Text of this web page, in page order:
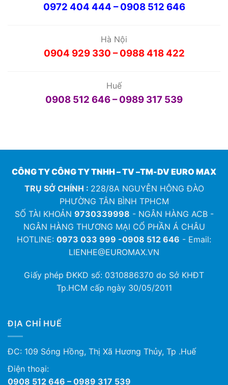
0972 404 444 – 0908 512 646
Hà Nội
0904 929 330 – 0988 418 422
Huế
0908 512 646 – 0989 317 539
CÔNG TY CÔNG TY TNHH – TV –TM-DV EURO MAX
TRỤ SỞ CHÍNH : 228/8A NGUYỄN HÔNG ĐÀO
PHƯỜNG TÂN BÌNH TPHCM
SỐ TÀI KHOẢN 9730339998 - NGÂN HÀNG ACB -
NGÂN HÀNG THƯƠNG MẠI CỔ PHẦN Á CHÂU
HOTLINE: 0973 033 999 -0908 512 646 - Email:
LIENHE@EUROMAX.VN
Giấy phép ĐKKD số: 0310886370 do Sở KHĐT
Tp.HCM cấp ngày 30/05/2011
ĐỊA CHỈ HUẾ
ĐC: 109 Sóng Hồng, Thị Xã Hương Thủy, Tp .Huế
Điện thoại:
0908 512 646 – 0989 317 539